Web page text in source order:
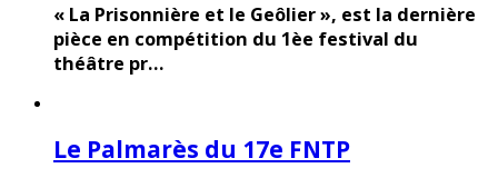
« La Prisonnière et le Geôlier », est la dernière
pièce en compétition du 1èe festival du
théâtre pr…
Le Palmarès du 17e FNTP